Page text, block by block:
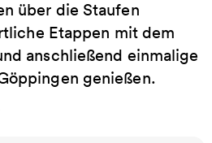
über die Staufen
Etappen mit dem
anschließend einmalige
genießen.